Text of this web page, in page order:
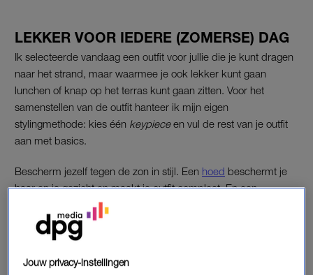
LEKKER VOOR IEDERE (ZOMERSE) DAG
Ik selecteerde vandaag een outfit voor jullie die je kunt dragen
naar het strand, maar waarmee je ook lekker kunt gaan
lunchen of knap op het terras kunt gaan zitten. Voor het
samenstellen van de outfit hanteer ik mijn eigen
stylingmethode: kies één keypieceen vul de rest van je outfit
aan met basics.
Bescherm jezelf tegen de zon in stijl. Een hoed beschermt je
haar en je gezicht en maakt je outfit compleet. En een
is natuurlijk ook onmisbaar.
Jouw privacy-instellingen